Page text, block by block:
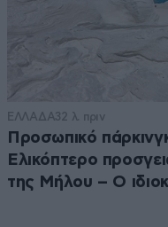
ΕΛΛΑΔΑ32 λ. πριν
Προσωπικό
Ελικόπτερο
της Μήλου – Ο